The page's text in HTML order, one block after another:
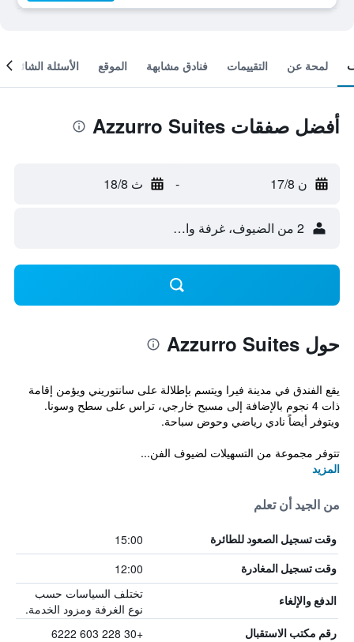
لمحة عن التقييمات فنادق مشابهة الموقع الأسئلة الشائعة
أفضل صفقات Azzurro Suites
ن 17/8 - ث 18/8
2 من الضيوف، غرفة واحدة
حول Azzurro Suites
يقع الفندق في مدينة فيرا ويتسم بإطلالة على سانتوريني ويؤمن إقامة
ذات 4 نجوم بالإضافة إلى مسبح خارجي، تراس على سطح وسونا.
ويتوفر أيضاً نادي رياضي وحوض سباحة.
تتوفر مجموعة من التسهيلات لضيوف الفن...
المزيد
من الجيد أن تعلم
وقت تسجيل الصعود للطائرة 15:00
وقت تسجيل المغادرة 12:00
الدفع والإلغاء
تختلف السياسات حسب
نوع الغرفة ومزود الخدمة.
رقم مكتب الاستقبال +30 228 603 6222